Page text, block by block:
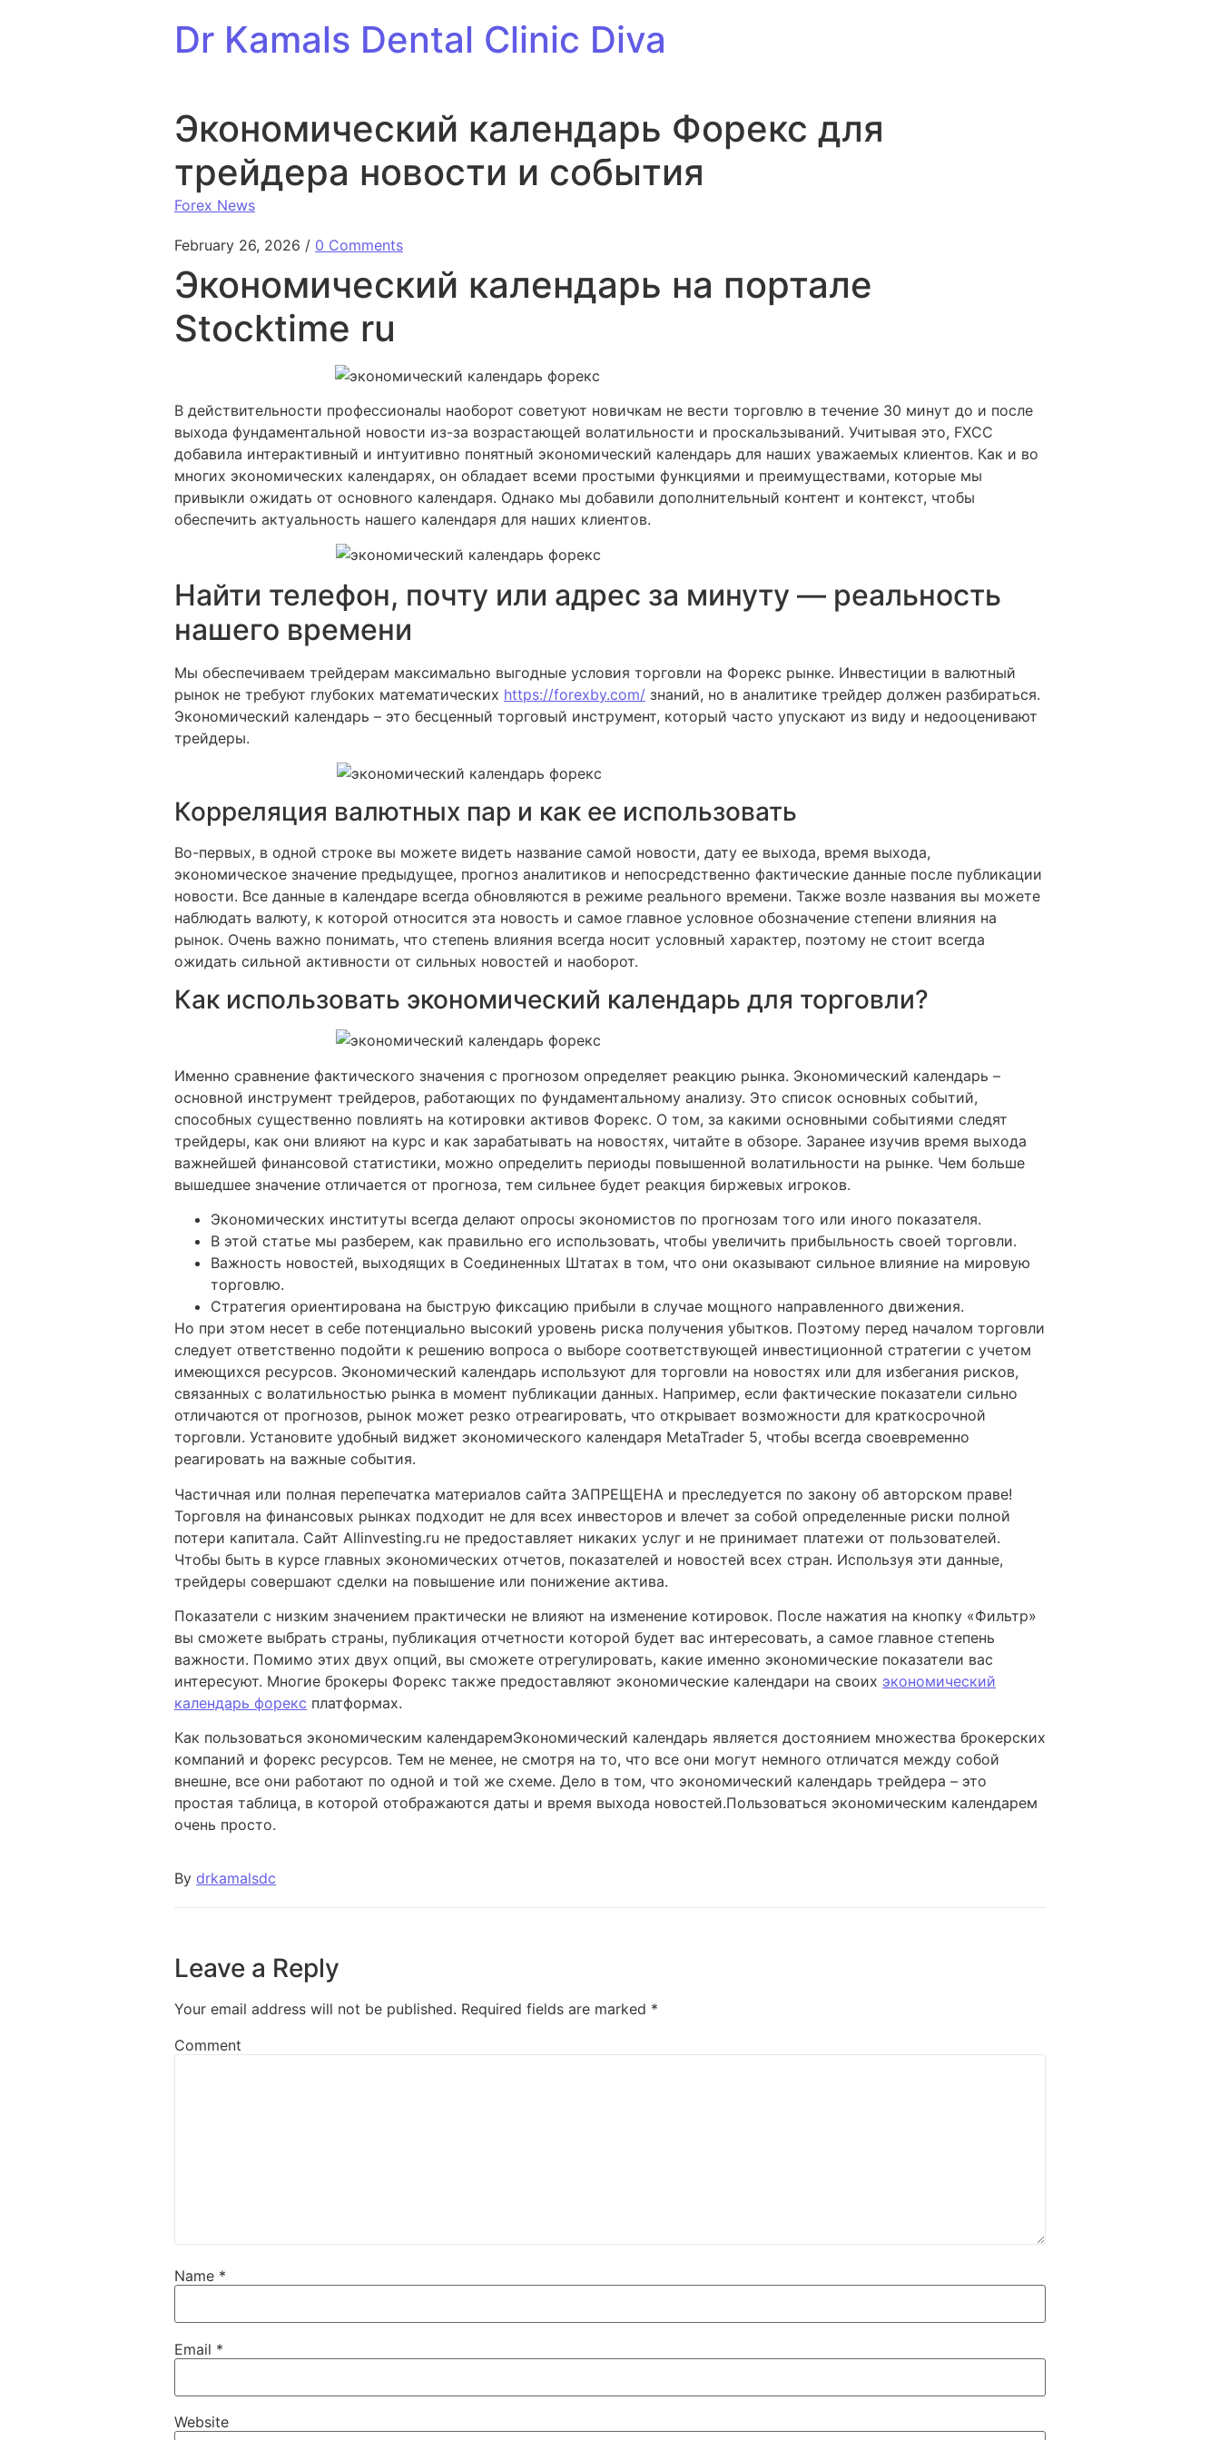
Dr Kamals Dental Clinic Diva
Экономический календарь Форекс для
трейдера новости и события
Forex News
February 26, 2026 / 0 Comments
Экономический календарь на портале
Stocktime ru
В действительности профессионалы наоборот советуют новичкам не вести торговлю в течение 30 минут до и после
выхода фундаментальной новости из-за возрастающей волатильности и проскальзываний. Учитывая это, FXCC
добавила интерактивный и интуитивно понятный экономический календарь для наших уважаемых клиентов. Как и во
многих экономических календарях, он обладает всеми простыми функциями и преимуществами, которые мы
привыкли ожидать от основного календаря. Однако мы добавили дополнительный контент и контекст, чтобы
обеспечить актуальность нашего календаря для наших клиентов.
Найти телефон, почту или адрес за минуту — реальность
нашего времени
Мы обеспечиваем трейдерам максимально выгодные условия торговли на Форекс рынке. Инвестиции в валютный
рынок не требуют глубоких математических https://forexby.com/ знаний, но в аналитике трейдер должен разбираться.
Экономический календарь – это бесценный торговый инструмент, который часто упускают из виду и недооценивают
трейдеры.
Корреляция валютных пар и как ее использовать
Во-первых, в одной строке вы можете видеть название самой новости, дату ее выхода, время выхода,
экономическое значение предыдущее, прогноз аналитиков и непосредственно фактические данные после публикации
новости. Все данные в календаре всегда обновляются в режиме реального времени. Также возле названия вы можете
наблюдать валюту, к которой относится эта новость и самое главное условное обозначение степени влияния на
рынок. Очень важно понимать, что степень влияния всегда носит условный характер, поэтому не стоит всегда
ожидать сильной активности от сильных новостей и наоборот.
Как использовать экономический календарь для торговли?
Именно сравнение фактического значения с прогнозом определяет реакцию рынка. Экономический календарь –
основной инструмент трейдеров, работающих по фундаментальному анализу. Это список основных событий,
способных существенно повлиять на котировки активов Форекс. О том, за какими основными событиями следят
трейдеры, как они влияют на курс и как зарабатывать на новостях, читайте в обзоре. Заранее изучив время выхода
важнейшей финансовой статистики, можно определить периоды повышенной волатильности на рынке. Чем больше
вышедшее значение отличается от прогноза, тем сильнее будет реакция биржевых игроков.
Экономических институты всегда делают опросы экономистов по прогнозам того или иного показателя.
В этой статье мы разберем, как правильно его использовать, чтобы увеличить прибыльность своей торговли.
Важность новостей, выходящих в Соединенных Штатах в том, что они оказывают сильное влияние на мировую
торговлю.
Стратегия ориентирована на быструю фиксацию прибыли в случае мощного направленного движения.
Но при этом несет в себе потенциально высокий уровень риска получения убытков. Поэтому перед началом торговли
следует ответственно подойти к решению вопроса о выборе соответствующей инвестиционной стратегии с учетом
имеющихся ресурсов. Экономический календарь используют для торговли на новостях или для избегания рисков,
связанных с волатильностью рынка в момент публикации данных. Например, если фактические показатели сильно
отличаются от прогнозов, рынок может резко отреагировать, что открывает возможности для краткосрочной
торговли. Установите удобный виджет экономического календаря MetaTrader 5, чтобы всегда своевременно
реагировать на важные события.
Частичная или полная перепечатка материалов сайта ЗАПРЕЩЕНА и преследуется по закону об авторском праве!
Торговля на финансовых рынках подходит не для всех инвесторов и влечет за собой определенные риски полной
потери капитала. Сайт Allinvesting.ru не предоставляет никаких услуг и не принимает платежи от пользователей.
Чтобы быть в курсе главных экономических отчетов, показателей и новостей всех стран. Используя эти данные,
трейдеры совершают сделки на повышение или понижение актива.
Показатели с низким значением практически не влияют на изменение котировок. После нажатия на кнопку «Фильтр»
вы сможете выбрать страны, публикация отчетности которой будет вас интересовать, а самое главное степень
важности. Помимо этих двух опций, вы сможете отрегулировать, какие именно экономические показатели вас
интересуют. Многие брокеры Форекс также предоставляют экономические календари на своих экономический
календарь форекс платформах.
Как пользоваться экономическим календаремЭкономический календарь является достоянием множества брокерских
компаний и форекс ресурсов. Тем не менее, не смотря на то, что все они могут немного отличатся между собой
внешне, все они работают по одной и той же схеме. Дело в том, что экономический календарь трейдера – это
простая таблица, в которой отображаются даты и время выхода новостей.Пользоваться экономическим календарем
очень просто.
By drkamalsdc
Leave a Reply
Your email address will not be published. Required fields are marked *
Comment
Name *
Email *
Website